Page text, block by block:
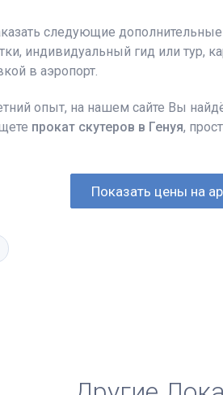
следующие
индивидуальный гид или тур,
в аэропорт.
опыт, на нашем сайте Вы
прокат скутеров в Генуя,
Показать цены на